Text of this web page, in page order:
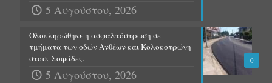
5 Αυγούστου, 2026
0
Ολοκληρώθηκε η ασφαλτόστρωση σε
τμήματα των οδών Ανθέων και Κολοκοτρώνη
στους Σοφάδες.
5 Αυγούστου, 2026